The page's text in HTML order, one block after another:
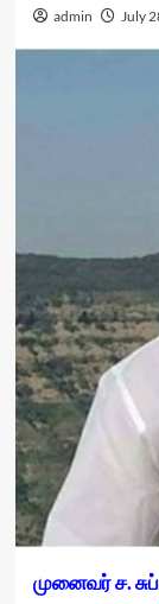
admin July
முனைவர் ச.